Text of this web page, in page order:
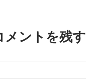
メントを残す